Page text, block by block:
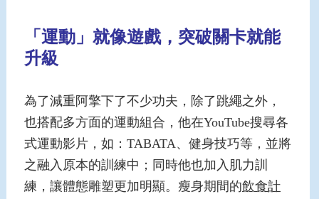
「運動」就像遊戲，突破關卡就能
升級
為了減重阿擎下了不少功夫，除了跳繩之外，
也搭配多方面的運動組合，他在YouTube搜尋各
式運動影片，如：TABATA、健身技巧等，並將
之融入原本的訓練中；同時他也加入肌力訓
練，讓體態雕塑更加明顯。瘦身期間的飲食計